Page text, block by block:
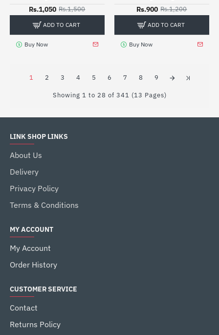
Rs.1,050 Rs.1,500
ADD TO CART
Buy Now
Rs.900 Rs.1,200
ADD TO CART
Buy Now
1 2 3 4 5 6 7 8 9
Showing 1 to 28 of 341 (13 Pages)
LINK SHOP LINKS
About Us
Delivery
Privacy Policy
Terms & Conditions
MY ACCOUNT
My Account
Order History
CUSTOMER SERVICE
Contact
Returns Policy